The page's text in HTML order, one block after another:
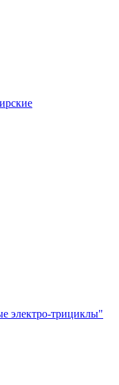
электро‑трициклы"